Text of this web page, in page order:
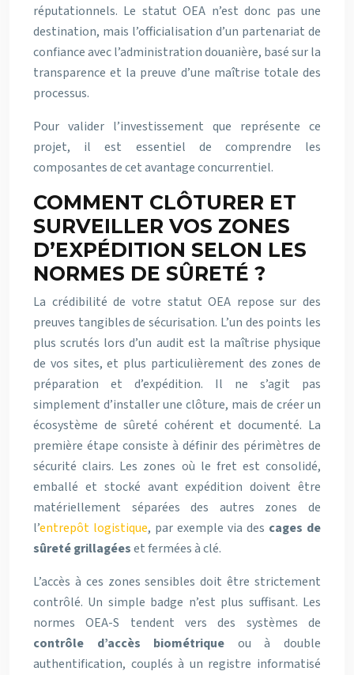
réputationnels. Le statut OEA n’est donc pas une
destination, mais l’officialisation d’un partenariat de
confiance avec l’administration douanière, basé sur la
transparence et la preuve d’une maîtrise totale des
processus.
Pour valider l’investissement que représente ce
projet, il est essentiel de comprendre les
composantes de cet avantage concurrentiel.
COMMENT CLÔTURER ET
SURVEILLER VOS ZONES
D’EXPÉDITION SELON LES
NORMES DE SÛRETÉ ?
La crédibilité de votre statut OEA repose sur des
preuves tangibles de sécurisation. L’un des points les
plus scrutés lors d’un audit est la maîtrise physique
de vos sites, et plus particulièrement des zones de
préparation et d’expédition. Il ne s’agit pas
simplement d’installer une clôture, mais de créer un
écosystème de sûreté cohérent et documenté. La
première étape consiste à définir des périmètres de
sécurité clairs. Les zones où le fret est consolidé,
emballé et stocké avant expédition doivent être
matériellement séparées des autres zones de
l’entrepôt logistique, par exemple via des cages de
sûreté grillagéeset fermées à clé.
L’accès à ces zones sensibles doit être strictement
contrôlé. Un simple badge n’est plus suffisant. Les
normes OEA-S tendent vers des systèmes de
contrôle d’accès biométrique ou à double
authentification, couplés à un registre informatisé